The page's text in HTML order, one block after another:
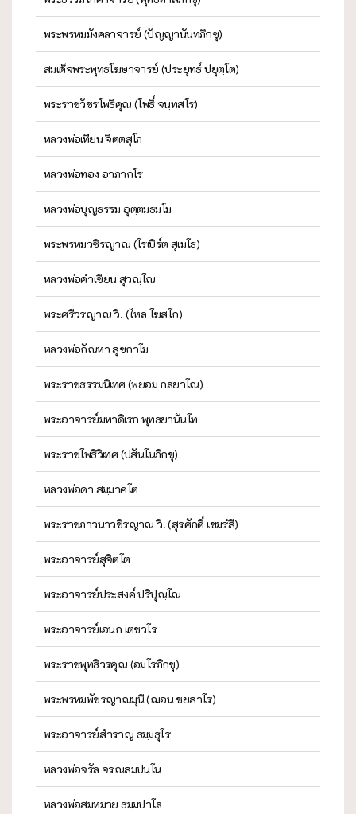
พระพรหมมังคลาจารย์ (ปัญญานันทภิกขุ)
สมเด็จพระพุทธโฆษาจารย์ (ประยุทธ์ ปยุตฺโต)
พระราชวัชรโพธิคุณ (โพธิ์ จนฺทสโร)
หลวงพ่อเทียน จิตฺตสุโภ
หลวงพ่อทอง อาภากโร
หลวงพ่อบุญธรรม อุตฺตมธมฺโม
พระพรหมวชิรญาณ (โรเบิร์ต สุเมโธ)
หลวงพ่อคำเขียน สุวณฺโณ
พระศรีวรญาณ วิ. (ไหล โฆสโก)
หลวงพ่อกัณหา สุขกาโม
พระราชธรรมนิเทศ (พยอม กลฺยาโณ)
พระอาจารย์มหาดิเรก พุทธยานันโท
พระราชโพธิวิเทศ (ปสันโนภิกขุ)
หลวงพ่อดา สมฺมาคโต
พระราชภาวนาวชิรญาณ วิ. (สุรศักดิ์ เขมรํสี)
พระอาจารย์สุจิตโต
พระอาจารย์ประสงค์ ปริปุณฺโณ
พระอาจารย์เอนก เตชวโร
พระราชพุทธิวรคุณ (อมโรภิกขุ)
พระพรหมพัชรญาณมุนี (ฌอน ชยสาโร)
พระอาจารย์สำราญ ธมฺมธุโร
หลวงพ่อจรัล จรณสมฺปนฺโน
หลวงพ่อสมหมาย ธมฺมปาโล